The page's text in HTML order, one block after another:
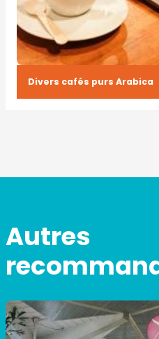
Divers cafés purs Arabica
Autres